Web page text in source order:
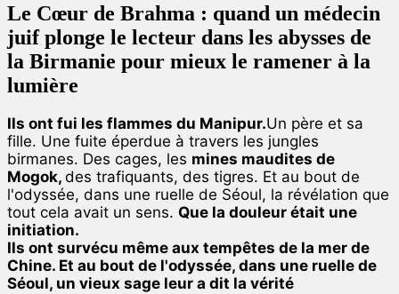
Le Cœur de Brahma : quand un médecin
juif plonge le lecteur dans les abysses de
la Birmanie pour mieux le ramener à la
lumière
Ils ont fui les flammes du Manipur.Un père et sa
fille. Une fuite éperdue à travers les jungles
birmanes. Des cages, les mines maudites de
Mogok, des trafiquants, des tigres. Et au bout de
l'odyssée, dans une ruelle de Séoul, la révélation que
tout cela avait un sens. Que la douleur était une
initiation.
Ils ont survécu même aux tempêtes de la mer de
Chine. Et au bout de l'odyssée, dans une ruelle de
Séoul, un vieux sage leur a dit la vérité